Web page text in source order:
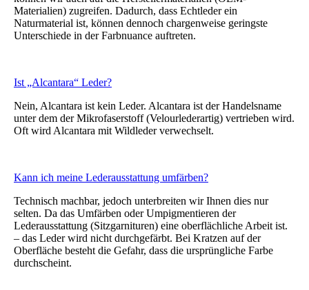
Materialien) zugreifen. Dadurch, dass Echtleder ein
Naturmaterial ist, können dennoch chargenweise geringste
Unterschiede in der Farbnuance auftreten.
Ist „Alcantara“ Leder?
Nein, Alcantara ist kein Leder. Alcantara ist der Handelsname
unter dem der Mikrofaserstoff (Velourlederartig) vertrieben wird.
Oft wird Alcantara mit Wildleder verwechselt.
Kann ich meine Lederausstattung umfärben?
Technisch machbar, jedoch unterbreiten wir Ihnen dies nur
selten. Da das Umfärben oder Umpigmentieren der
Lederausstattung (Sitzgarnituren) eine oberflächliche Arbeit ist.
– das Leder wird nicht durchgefärbt. Bei Kratzen auf der
Oberfläche besteht die Gefahr, dass die ursprüngliche Farbe
durchscheint.